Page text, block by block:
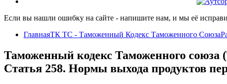
Если вы нашли ошибку на сайте - напишите нам, и мы её
ГлавнаяТК ТС - Таможенный Кодекс Таможенного Союза
Таможенный кодекс Таможенного
Статья 258. Нормы выхода продуктов